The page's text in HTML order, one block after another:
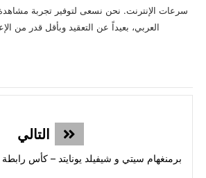
سرعات الإنترنت. نحن نسعى لتوفير تجربة
العربي، بعيداً عن التعقيد وبأقل قدر من
التالي